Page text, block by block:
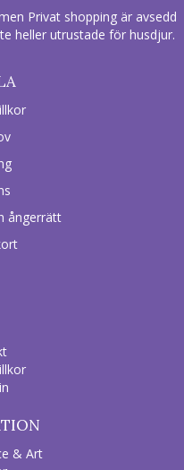
Privat shopping är avsedd
heller utrustade för husdjur.
ångerrätt
& Art